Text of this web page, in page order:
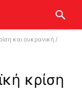
και ουκρανική /
κρίση